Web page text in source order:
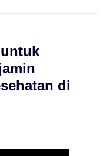
di